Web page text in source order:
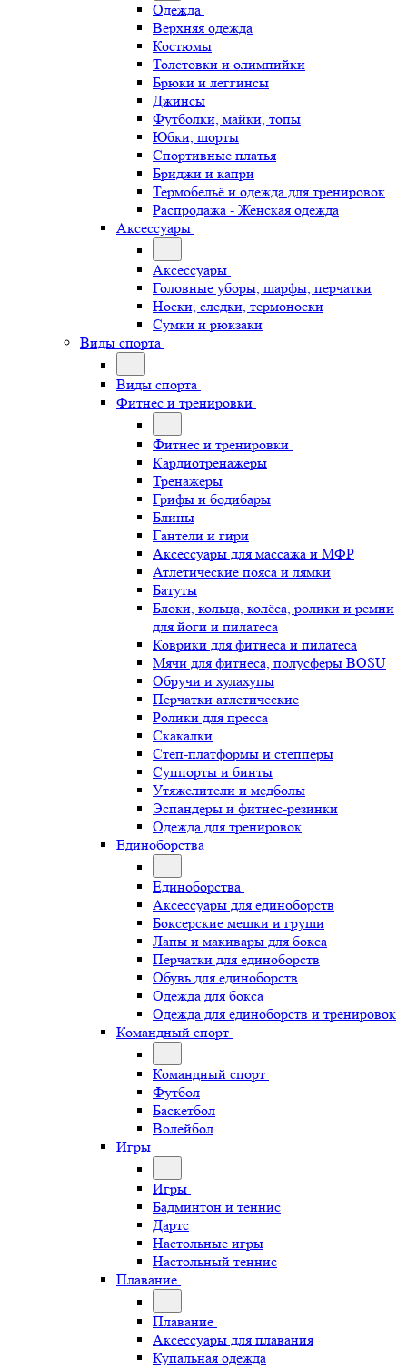
Одежда
Верхняя одежда
Костюмы
Толстовки и олимпийки
Брюки и леггинсы
Джинсы
Футболки, майки, топы
Юбки, шорты
Спортивные платья
Бриджи и капри
Термобельё и одежда для тренировок
Распродажа - Женская одежда
Аксессуары
Аксессуары
Головные уборы, шарфы, перчатки
Носки, следки, термоноски
Сумки и рюкзаки
Виды спорта
Виды спорта
Фитнес и тренировки
Фитнес и тренировки
Кардиотренажеры
Тренажеры
Грифы и бодибары
Блины
Гантели и гири
Аксессуары для массажа и МФР
Атлетические пояса и лямки
Батуты
Блоки, кольца, колёса, ролики и ремни
для йоги и пилатеса
Коврики для фитнеса и пилатеса
Мячи для фитнеса, полусферы BOSU
Обручи и хулахупы
Перчатки атлетические
Ролики для пресса
Скакалки
Степ-платформы и степперы
Суппорты и бинты
Утяжелители и медболы
Эспандеры и фитнес-резинки
Одежда для тренировок
Единоборства
Единоборства
Аксессуары для единоборств
Боксерские мешки и груши
Лапы и макивары для бокса
Перчатки для единоборств
Обувь для единоборств
Одежда для бокса
Одежда для единоборств и тренировок
Командный спорт
Командный спорт
Футбол
Баскетбол
Волейбол
Игры
Игры
Бадминтон и теннис
Дартс
Настольные игры
Настольный теннис
Плавание
Плавание
Аксессуары для плавания
Купальная одежда